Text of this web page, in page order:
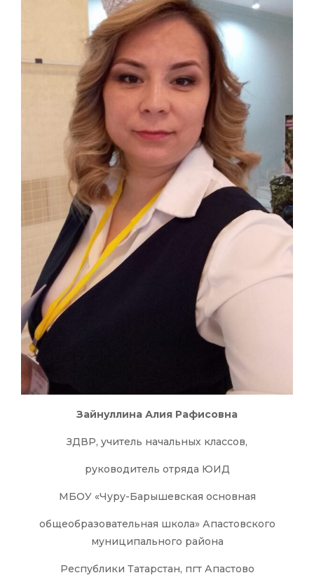
Зайнуллина Алия Рафисовна
ЗДВР, учитель начальных классов,
руководитель отряда ЮИД
МБОУ «Чуру-Барышевская основная
общеобразовательная школа» Апастовского
муниципального района
Республики Татарстан, пгт Апастово